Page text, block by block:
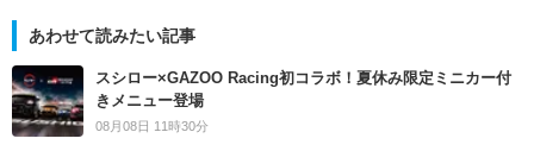
あわせて読みたい記事
スシロー×GAZOO Racing初コラボ！夏休み限定ミニカー付
きメニュー登場
08月08日 11時30分